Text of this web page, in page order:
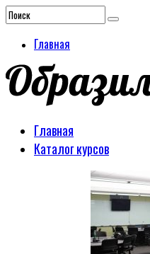
Главная
Главная
Каталог курсов